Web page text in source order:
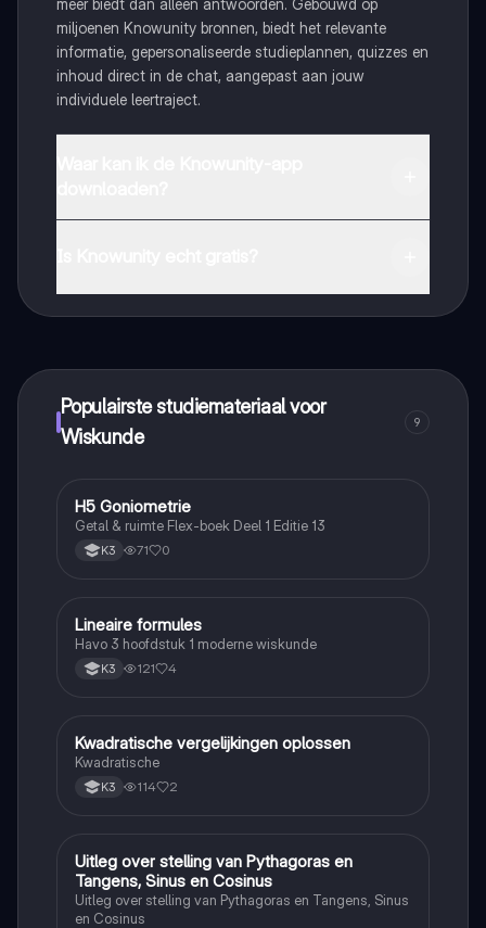
miljoenen Knowunity bronnen, biedt het relevante
informatie, gepersonaliseerde studieplannen, quizzes en
inhoud direct in de chat, aangepast aan jouw
individuele leertraject.
Populairste studiemateriaal voor
Wiskunde
9
Wiskunde
H5 Goniometrie
Getal & ruimte Flex-boek Deel 1 Editie 13
K3 71 0
Wiskunde
Lineaire formules
Havo 3 hoofdstuk 1 moderne wiskunde
K3 121 4
Wiskunde
Kwadratische vergelijkingen oplossen
Kwadratische
K3 114 2
Wiskunde
Uitleg over stelling van Pythagoras en
Tangens, Sinus en Cosinus
Uitleg over stelling van Pythagoras en Tangens, Sinus
en Cosinus